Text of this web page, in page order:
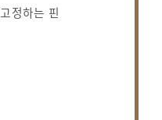
정하는 핀